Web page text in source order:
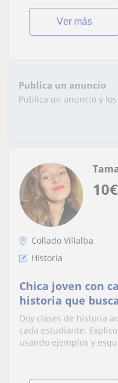
ver más
Publica un anuncio
Publica un anuncio y
10€
Collado Villalba
Historia
Chica joven con
historia que
que lo necesiten
Doy clases de historia
cada estudiante.
usando ejemplos y